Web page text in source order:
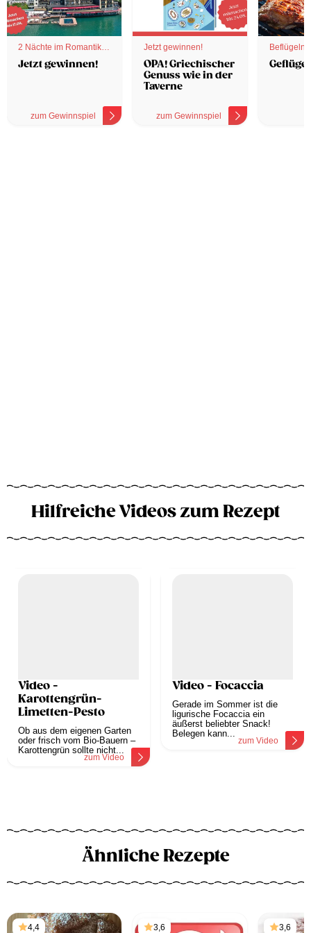
2 Nächte im Romantik
Hotel
Jetzt gewinnen!
zum Gewinnspiel
Jetzt gewinnen!
OPA! Griechischer
Genuss wie in der
Taverne
zum Gewinnspiel
Hilfreiche Videos zum Rezept
Video -
Karottengrün-
Limetten-Pesto
Ob aus dem eigenen Garten
oder frisch vom Bio-Bauern –
Karottengrün sollte nicht...
zum Video
Video - Focaccia
Gerade im Sommer ist die
ligurische Focaccia ein
äußerst beliebter Snack!
Belegen kann...
zum Video
Ähnliche Rezepte
4,4 3,6 3,6